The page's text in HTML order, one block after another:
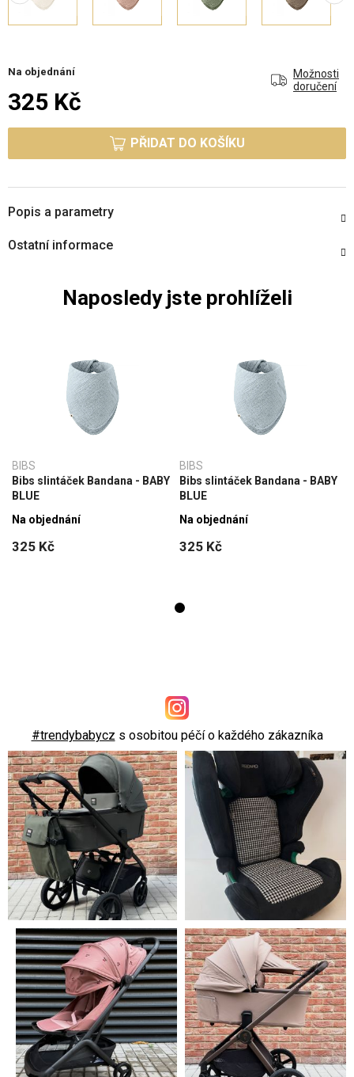
Na objednání
Možnosti
doručení
325 Kč
PŘIDAT DO KOŠÍKU
Popis a parametry
Ostatní informace
Naposledy jste prohlíželi
BIBS
Bibs slintáček Bandana - BABY
BLUE
325 Kč
Na objednání
BIBS
Bibs slintáček Bandana - BABY
BLUE
325 Kč
Na objednání
#trendybabycz s osobitou péčí o každého zákazníka